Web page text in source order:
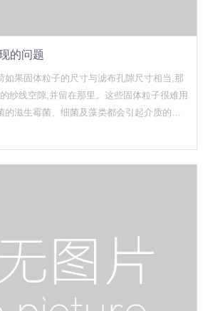
的问题
如果固体粒子的尺寸与滤布孔隙尺寸相当,那
纱线空隙,并留在那里。这些固体粒子很难用
的滋生霉菌、细菌及藻类都会引起介质的堵
滋生尤甚。3、来自溶液的沉淀这种沉淀现
介质上的滋生,引起介质孔隙的堵塞。4、排
的不好,或者滤板上采用了不正确的排水流